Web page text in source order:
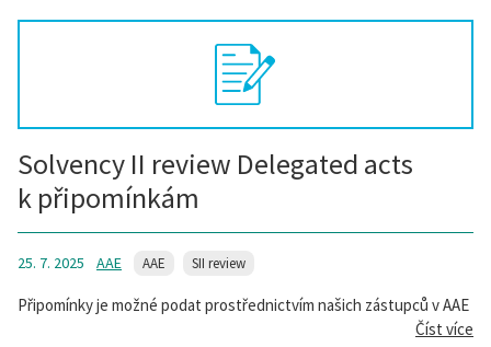
Solvency II review Delegated acts
k připomínkám
25. 7. 2025 AAE AAE SII review
Připomínky je možné podat prostřednictvím našich zástupců v AAE
Číst více